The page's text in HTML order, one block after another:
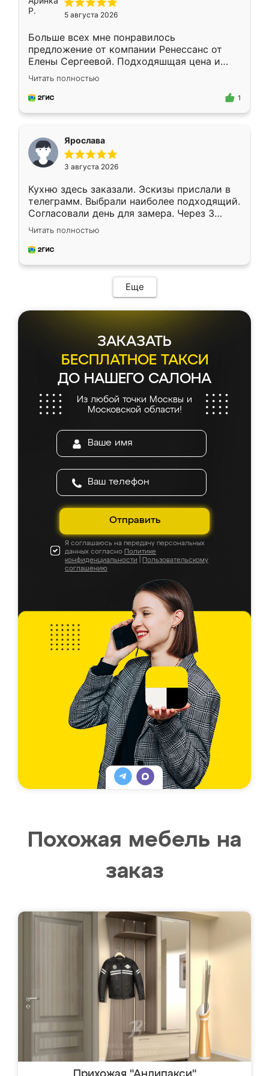
5 августа 2026
Больше всех мне понравилось
предложение от компании Ренессанс от
Елены Сергеевой. Подходяшщая цена и
короткие сроки изготовления. Приехавший
для замера сотрудник Владислав
предложил по моему эскизу самый
Читать полностью
1
Ярослава
3 августа 2026
Кухню здесь заказали. Эскизы прислали в
телеграмм. Выбрали наиболее подходящий.
Согласовали день для замера. Через 3
недели кухня была уже готова. Остались
довольны работой. Спасибо Ренессанс
мебель за качественную работу!
Читать полностью
Еще
ЗАКАЗАТЬ
БЕСПЛАТНОЕ ТАКСИ
ДО НАШЕГО САЛОНА
Из любой точки Москвы и
Московской области!
Отправить
Я соглашаюсь на передачу персональных
данных согласно Политике
конфиденциальности
Пользовательскому
соглашению
Похожая мебель на
заказ